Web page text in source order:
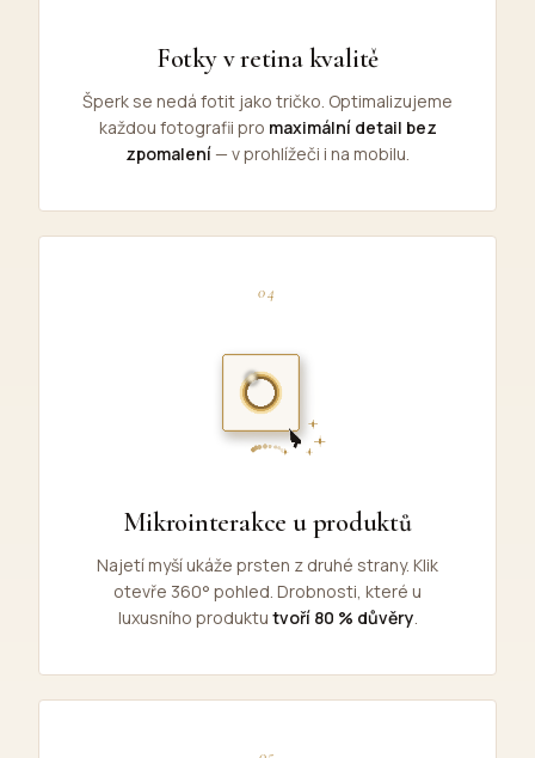
Fotky v retina kvalitě
Šperk se nedá fotit jako tričko. Optimalizujeme
každou fotografii pro maximální detail bez
zpomalení— v prohlížeči i na mobilu.
04
Mikrointerakce u produktů
Najetí myší ukáže prsten z druhé strany. Klik
otevře 360° pohled. Drobnosti, které u
luxusního produktu tvoří 80 % důvěry